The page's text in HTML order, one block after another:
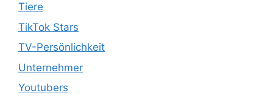
Tiere
TikTok Stars
TV-Persönlichkeit
Unternehmer
Youtubers